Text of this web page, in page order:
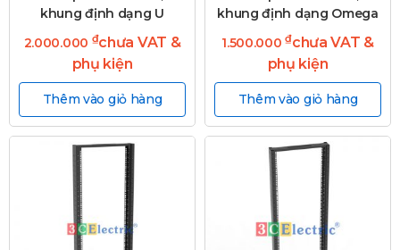
khung định dạng U
2.000.000 ₫chưa VAT &
phụ kiện
Thêm vào giỏ hàng
khung định dạng Omega
1.500.000₫chưa VAT &
phụ kiện
Thêm vào giỏ hàng